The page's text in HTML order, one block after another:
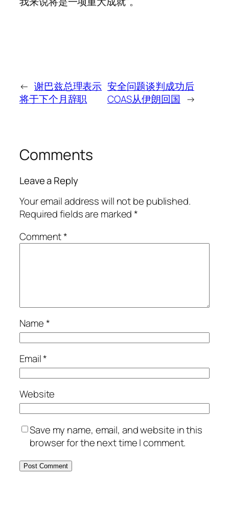
← 谢巴兹总理表示
将于下个月辞职
安全问题谈判成功后
COAS从伊朗回国 →
Comments
Leave a Reply
Your email address will not be published.
Required fields are marked*
Comment*
Name*
Email*
Website
Save my name, email, and website in this
browser for the next time I comment.